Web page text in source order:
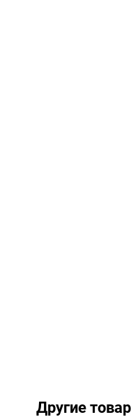
Другие